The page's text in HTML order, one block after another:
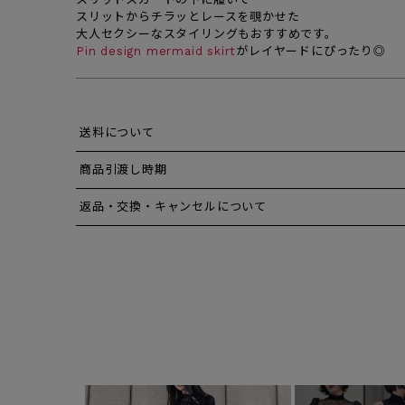
スリットからチラッとレースを覗かせた
大人セクシーなスタイリングもおすすめです。
Pin design mermaid skirtがレイヤードにぴったり◎
送料について
商品引渡し時期
返品・交換・キャンセルについて